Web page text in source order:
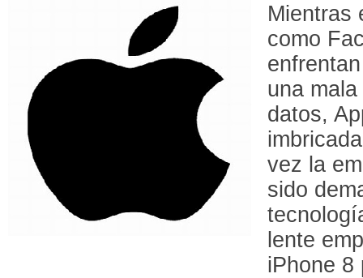
Mientras
como
una
datos,
vez la
sido
lente
iPhone 8